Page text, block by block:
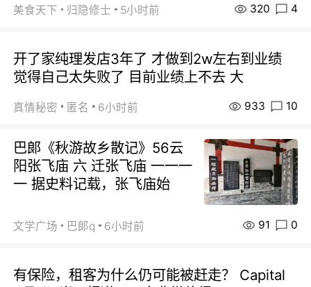
美食天下 归隐修士 5小时前 320 4
开了家纯理发店3年了 才做到2w左右到业绩
觉得自己太失败了 目前业绩上不去 大
真情秘密 匿名 6小时前 933 10
巴郞《秋游故乡散记》56云
阳张飞庙 六 迁张飞庙 一一一
一 据史料记载，张飞庙始
文学广场 巴郞q 6小时前 91 0
有保险，租客为什么仍可能被赶走？ Capital